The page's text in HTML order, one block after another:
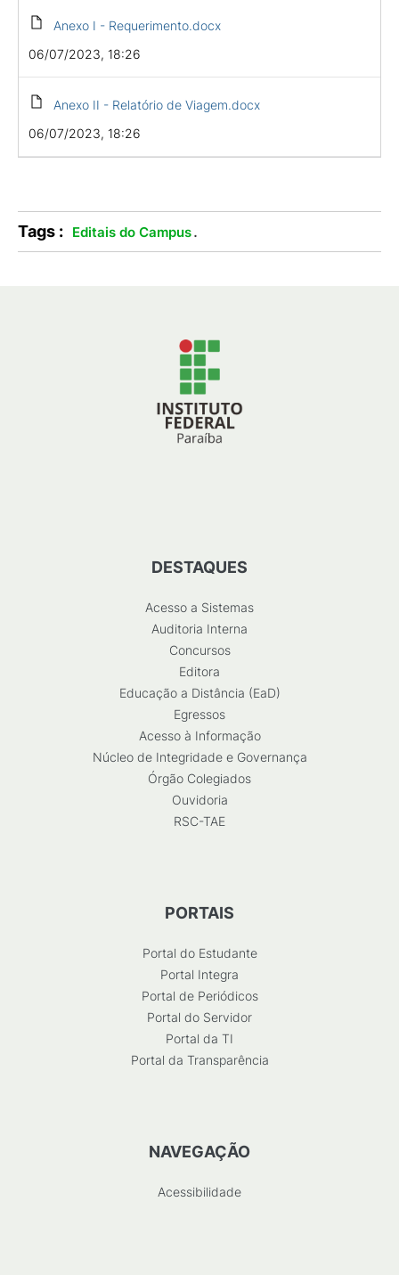
Anexo I - Requerimento.docx
06/07/2023, 18:26
Anexo II - Relatório de Viagem.docx
06/07/2023, 18:26
Tags : Editais do Campus.
DESTAQUES
Acesso a Sistemas
Auditoria Interna
Concursos
Editora
Educação a Distância (EaD)
Egressos
Acesso à Informação
Núcleo de Integridade e Governança
Órgão Colegiados
Ouvidoria
RSC-TAE
PORTAIS
Portal do Estudante
Portal Integra
Portal de Periódicos
Portal do Servidor
Portal da TI
Portal da Transparência
NAVEGAÇÃO
Acessibilidade